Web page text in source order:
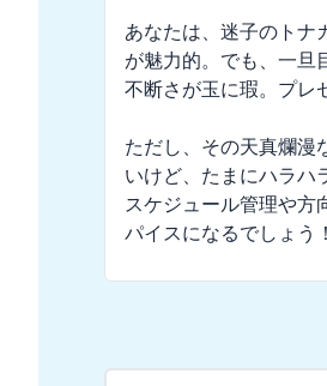
あなたは、迷子のトナ
が魅力的。でも、一旦
不断さが玉に瑕。プレ
ただし、その天真爛漫
いけど、たまにハラハ
スケジュール管理や方
パイスになるでしょう！